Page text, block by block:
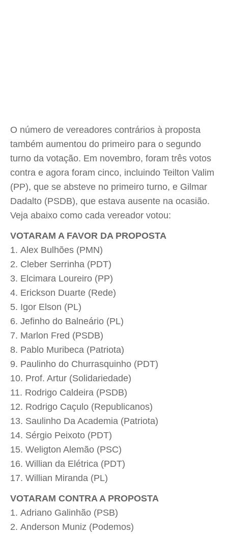
O número de vereadores contrários à proposta
também aumentou do primeiro para o segundo
turno da votação. Em novembro, foram três votos
contra e agora foram cinco, incluindo Teilton Valim
(PP), que se absteve no primeiro turno, e Gilmar
Dadalto (PSDB), que estava ausente na ocasião.
Veja abaixo como cada vereador votou:
VOTARAM A FAVOR DA PROPOSTA
Alex Bulhões (PMN)
Cleber Serrinha (PDT)
Elcimara Loureiro (PP)
Erickson Duarte (Rede)
Igor Elson (PL)
Jefinho do Balneário (PL)
Marlon Fred (PSDB)
Pablo Muribeca (Patriota)
Paulinho do Churrasquinho (PDT)
Prof. Artur (Solidariedade)
Rodrigo Caldeira (PSDB)
Rodrigo Caçulo (Republicanos)
Saulinho Da Academia (Patriota)
Sérgio Peixoto (PDT)
Weligton Alemão (PSC)
Willian da Elétrica (PDT)
Willian Miranda (PL)
VOTARAM CONTRA A PROPOSTA
Adriano Galinhão (PSB)
Anderson Muniz (Podemos)